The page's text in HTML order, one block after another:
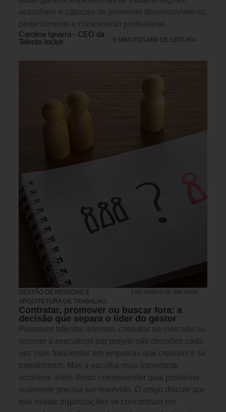
acessíveis e capazes de promover desenvolvimento,
pertencimento e crescimento profissional.
Carolina Ignarra - CEO da
Talento Incluir
5 MINUTOS MIN DE LEITURA
GESTÃO DE PESSOAS &
ARQUITETURA DE TRABALHO
5 DE AGOSTO DE 2026 14H00
Contratar, promover ou buscar fora: a
decisão que separa o líder do gestor
Promover talentos internos, contratar no mercado ou
recorrer a executivos por projeto são decisões cada
vez mais frequentes em empresas que crescem e se
transformam. Mas a escolha mais importante
acontece antes disso: compreender qual problema
realmente precisa ser resolvido. O artigo discute por
que muitas organizações se concentram em